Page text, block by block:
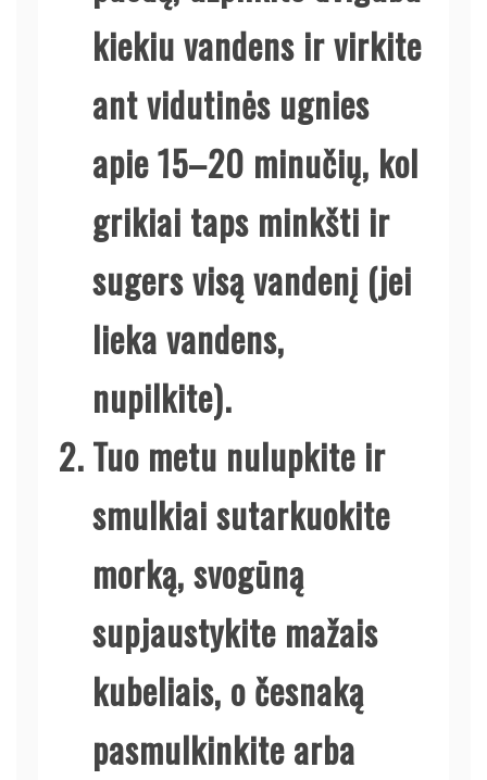
kiekiu vandens ir virkite
ant vidutinės ugnies
apie 15–20 minučių, kol
grikiai taps minkšti ir
sugers visą vandenį (jei
lieka vandens,
nupilkite).
Tuo metu nulupkite ir
smulkiai sutarkuokite
morką, svogūną
supjaustykite mažais
kubeliais, o česnaką
pasmulkinkite arba